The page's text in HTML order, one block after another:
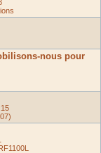
nous pour